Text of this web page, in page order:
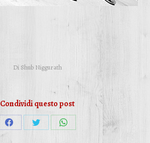
Di Shub Niggurath
Condividi questo post
CondividiCondividiCondividi